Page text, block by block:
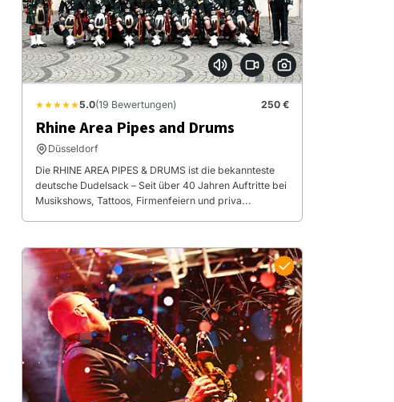
★★★★★5.0(19 Bewertungen) 250 €
Rhine Area Pipes and Drums
Düsseldorf
Die RHINE AREA PIPES & DRUMS ist die bekannteste
deutsche Dudelsack – Seit über 40 Jahren Auftritte bei
Musikshows, Tattoos, Firmenfeiern und priva...